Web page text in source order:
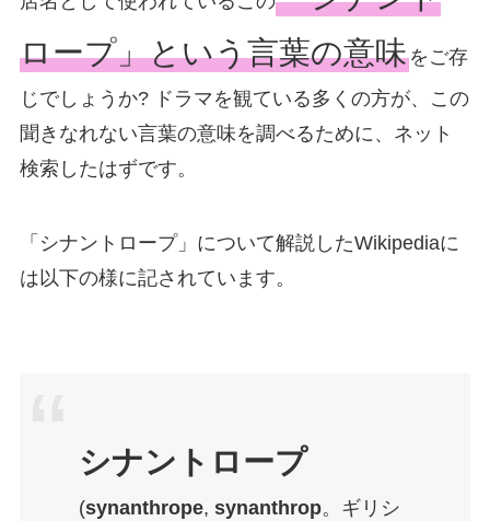
ロープ」という言葉の意味をご存
じでしょうか? ドラマを観ている多くの方が、この
聞きなれない言葉の意味を調べるために、ネット
検索したはずです。
「シナントロープ」について解説したWikipediaに
は以下の様に記されています。
シナントロープ
(synanthrope, synanthrop。ギリシ